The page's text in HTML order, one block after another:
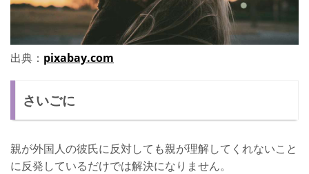
出典： pixabay.com
さいごに
親が外国人の彼氏に反対しても親が理解してくれないこと
に反発しているだけでは解決になりません。